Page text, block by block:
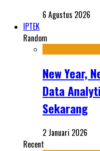
6 Agustus 2026
IPTEK
Random
New Year,
Data
Sekarang
2 Januari 2026
Recent